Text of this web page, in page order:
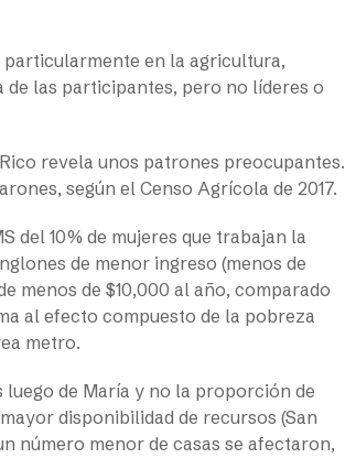
particularmente en la agricultura,
de las participantes, pero no líderes o
revela unos patrones preocupantes.
según el Censo Agrícola de 2017.
del 10% de mujeres que trabajan la
de menor ingreso (menos de
menos de $10,000 al año, comparado
al efecto compuesto de la pobreza
metro.
de María y no la proporción de
disponibilidad de recursos (San
número menor de casas se afectaron,